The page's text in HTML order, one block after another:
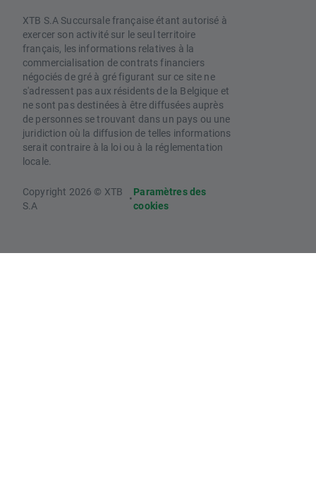
XTB S.A Succursale française étant autorisé à
exercer son activité sur le seul territoire
français, les informations relatives à la
commercialisation de contrats financiers
négociés de gré à gré figurant sur ce site ne
s'adressent pas aux résidents de la Belgique et
ne sont pas destinées à être diffusées auprès
de personnes se trouvant dans un pays ou une
juridiction où la diffusion de telles informations
serait contraire à la loi ou à la réglementation
locale.
Copyright 2026 © XTB
S.A
•
Paramètres des
cookies